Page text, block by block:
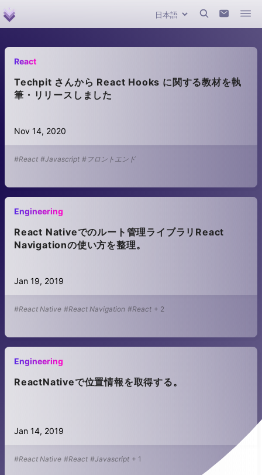
React
Techpit さんから React Hooks に関する教材を執
筆・リリースしました
Nov 14, 2020
#React #Javascript #フロントエンド
Engineering
React Nativeでのルート管理ライブラリReact
Navigationの使い方を整理。
Jan 19, 2019
#React Native #React Navigation #React + 2
Engineering
ReactNativeで位置情報を取得する。
Jan 14, 2019
#React Native #React #Javascript + 1